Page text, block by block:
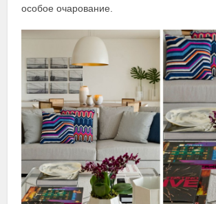
особое очарование.